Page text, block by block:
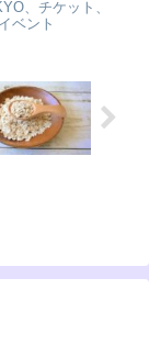
、チケット、
ベント